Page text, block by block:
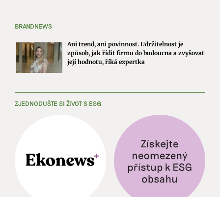
BRANDNEWS
Ani trend, ani povinnost. Udržitelnost je
způsob, jak řídit firmu do budoucna a zvyšovat
její hodnotu, říká expertka
ZJEDNODUŠTE SI ŽIVOT S ESG